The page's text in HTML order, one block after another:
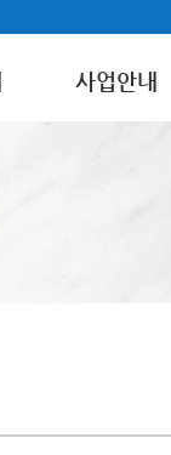
사업안내